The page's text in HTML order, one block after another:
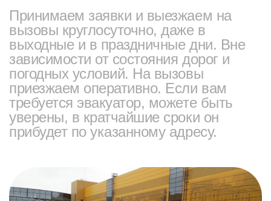
Принимаем заявки и выезжаем на
вызовы круглосуточно, даже в
выходные и в праздничные дни. Вне
зависимости от состояния дорог и
погодных условий. На вызовы
приезжаем оперативно. Если вам
требуется эвакуатор, можете быть
уверены, в кратчайшие сроки он
прибудет по указанному адресу.